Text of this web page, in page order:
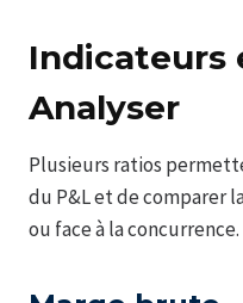
Indicateurs
Analyser
Plusieurs ratios
du P&L et de comparer
ou face à la concurrence.